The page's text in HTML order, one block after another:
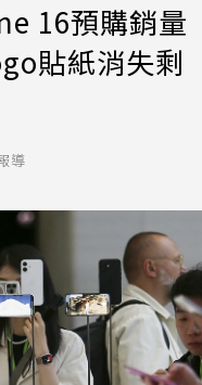
16預購銷量
貼紙消失剩
導